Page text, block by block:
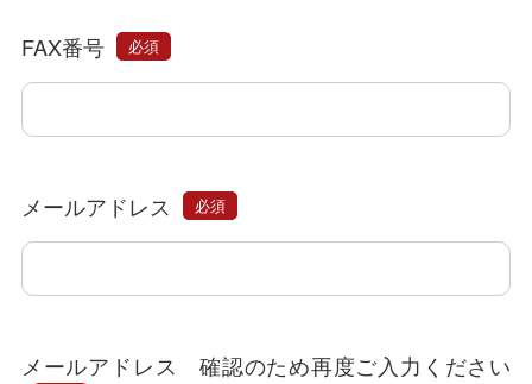
FAX番号 必須
メールアドレス 必須
メールアドレス 確認のため再度ご入力ください